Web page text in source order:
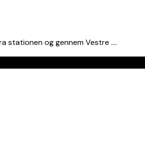
stationen og gennem Vestre ….